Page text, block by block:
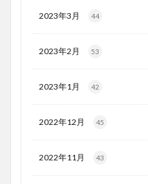
2023年3月 44
2023年2月 53
2023年1月 42
2022年12月 45
2022年11月 43